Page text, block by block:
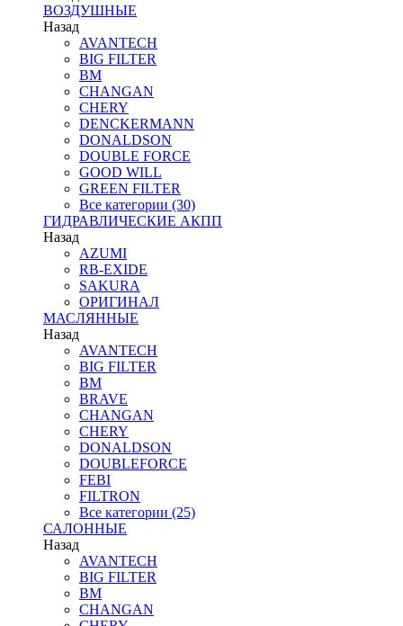
ВОЗДУШНЫЕ
Назад
AVANTECH
BIG FILTER
BM
CHANGAN
CHERY
DENCKERMANN
DONALDSON
DOUBLE FORCE
GOOD WILL
GREEN FILTER
Все категории (30)
ГИДРАВЛИЧЕСКИЕ АКПП
Назад
AZUMI
RB-EXIDE
SAKURA
ОРИГИНАЛ
МАСЛЯННЫЕ
Назад
AVANTECH
BIG FILTER
BM
BRAVE
CHANGAN
CHERY
DONALDSON
DOUBLEFORCE
FEBI
FILTRON
Все категории (25)
САЛОННЫЕ
Назад
AVANTECH
BIG FILTER
BM
CHANGAN